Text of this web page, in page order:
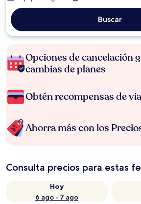
Buscar
Opciones de cancelación
cambias de planes
Obtén recompensas de
Ahorra más con los
Consulta precios para estas
Hoy
6 ago - 7 ago